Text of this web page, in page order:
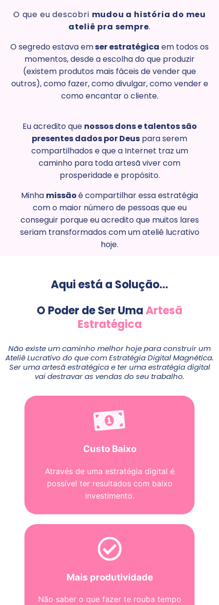
O que eu descobri mudou a história do meu
ateliê pra sempre.
O segredo estava emser estratégica em todos os
momentos, desde a escolha do que produzir
(existem produtos mais fáceis de vender que
outros), como fazer, como divulgar, como vender e
como encantar o cliente.
Eu acredito que nossos dons e talentos são
presentes dados por Deus para serem
compartilhados e que a Internet traz um
caminho para toda artesã viver com
prosperidade e propósito.
Minha missãoé compartilhar essa estratégia
com o maior número de pessoas que eu
conseguir porque eu acredito que muitos lares
seriam transformados com um ateliê lucrativo
hoje.
Aqui está a Solução...
O Poder de Ser UmaArtesã
Estratégica
Não existe um caminho melhor hoje para construir um
Ateliê Lucrativo do que com Estratégia Digital Magnética.
Ser uma artesã estratégica e ter uma estratégia digital
vai destravar as vendas do seu trabalho.
Custo Baixo
Através de uma estratégia digital é
possível ter resultados com baixo
investimento.
Mais produtividade
Não saber o que fazer te rouba tempo